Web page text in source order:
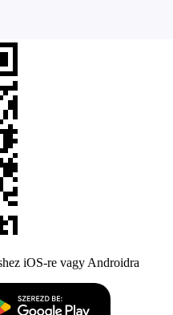
iOS-re vagy Androidra